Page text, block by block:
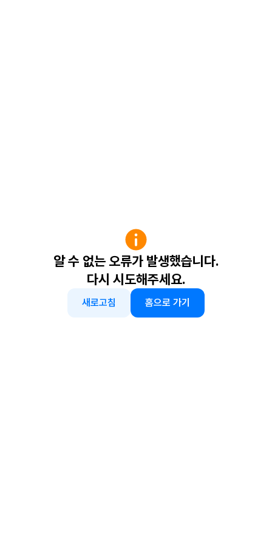
알 수 없는 오류가 발생했습니다.
다시 시도해주세요.
새로고침 홈으로 가기